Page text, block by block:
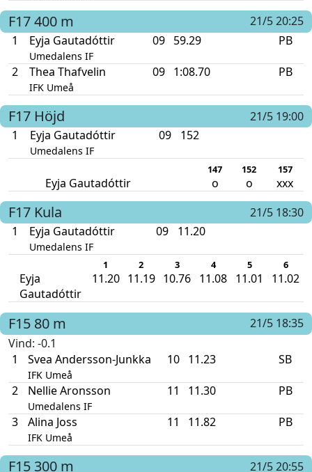
F17400 m
21/5 20:25
1
Eyja Gautadóttir
Umedalens IF
09 59.29 PB
2 Thea Thafvelin
IFK Umeå
09 1:08.70 PB
F17 Höjd
21/5 19:00
1
Eyja Gautadóttir
Umedalens IF
09 152
147 152 157
Eyja Gautadóttir o o xxx
F17 Kula
21/5 18:30
1
Eyja Gautadóttir
Umedalens IF
09 11.20
1 2 3 4 5 6
Eyja
Gautadóttir
11.20 11.19 10.76 11.08 11.01 11.02
F15 80 m
21/5 18:35
Vind: -0.1
1
Svea Andersson-Junkka
IFK Umeå
10 11.23 SB
2 Nellie Aronsson
Umedalens IF
11 11.30 PB
3 Alina Joss
IFK Umeå
11 11.82 PB
F15 300 m
21/5 20:55